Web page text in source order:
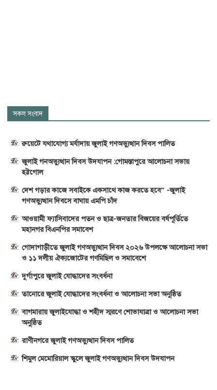
সকল সংবাদ
রুয়েটে যথাযোগ্য মর্যাদায় জুলাই গণঅভ্যুত্থান দিবস পালিত
জুলাই গনঅভ্যুত্থান দিবস উদযাপন :গোমস্তাপুরে আলোচনা সভায়
হট্টগোল
দেশ গড়ার কাজে সবাইকে একসাথে কাজ করতে হবে” -জুলাই
গণঅভ্যুত্থান দিবসে বাঘায় এমপি চাঁদ
আওয়ামী ফ্যাসিবাদের পতন ও ছাত্র-জনতার বিজয়ের বর্ষপূর্তিতে
মহানগর বিএনপির সমাবেশ
গোদাগাড়ীতে জুলাই গণঅভ্যুত্থান দিবস ২০২৬ উপলক্ষে আলোচনা সভা
ও ১১ দলীয় ঐক্যজোটের গণমিছিল ও সমাবেশে
দুর্গাপুরে জুলাই যোদ্ধাদের সংবর্ধনা
তানোরে জুলাই যোদ্ধাদের সংবর্ধনা ও আলোচনা সভা অনুষ্ঠিত
বাগমারায় জুলাইযোদ্ধা ও শহীদ স্মরণে শোভাযাত্রা ও আলোচনা সভা
অনুষ্ঠিত
রাণীনগরে জুলাই গণঅভ্যুত্থান দিবস পালিত
শিমুল মেমোরিয়াল স্কুলে জুলাই গণঅভ্যুত্থান দিবস উদযাপন